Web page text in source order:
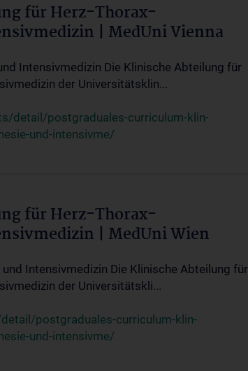
für Herz-Thorax-
| MedUni Vienna
Intensivmedizin Die Klinische Abteilung für
der Universitätsklin...
detail/postgraduales-curriculum-klin-
und-intensivme/
für Herz-Thorax-
| MedUni Wien
Intensivmedizin Die Klinische Abteilung für
der Universitätskli...
postgraduales-curriculum-klin-
und-intensivme/